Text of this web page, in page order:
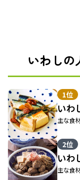
いわしの
1位
いわ
主な食
2位
いわ
主な食